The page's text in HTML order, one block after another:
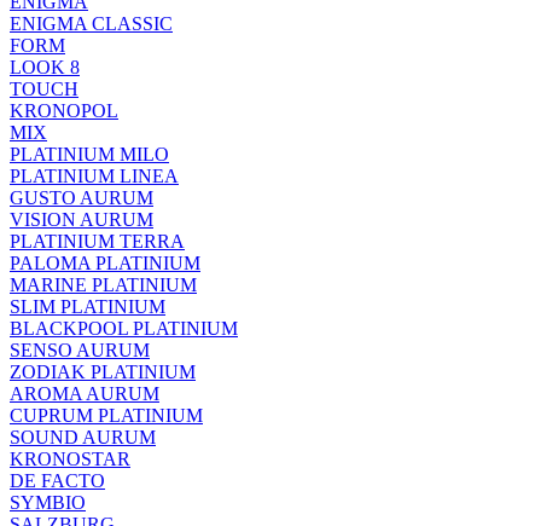
ENIGMA CLASSIC
FORM
LOOK 8
TOUCH
KRONOPOL
MIX
PLATINIUM MILO
PLATINIUM LINEA
GUSTO AURUM
VISION AURUM
PLATINIUM TERRA
PALOMA PLATINIUM
MARINE PLATINIUM
SLIM PLATINIUM
BLACKPOOL PLATINIUM
SENSO AURUM
ZODIAK PLATINIUM
AROMA AURUM
CUPRUM PLATINIUM
SOUND AURUM
KRONOSTAR
DE FACTO
SYMBIO